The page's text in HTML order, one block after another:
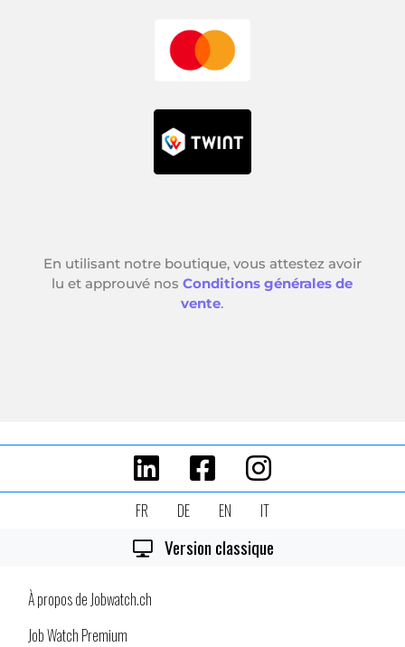
FR DE EN IT
Version classique
À propos de Jobwatch.ch
Job Watch Premium